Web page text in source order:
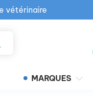
vétérinaire
MARQUES